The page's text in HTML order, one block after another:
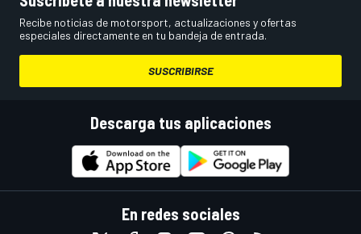
Recibe noticias de motorsport, actualizaciones y ofertas
especiales directamente en tu bandeja de entrada.
SUSCRIBIRSE
Descarga tus aplicaciones
En redes sociales